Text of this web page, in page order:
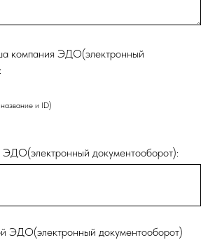
компания ЭДО(электронный
и ID)
ЭДО(электронный документооборот):
ЭДО(электронный документооборот)